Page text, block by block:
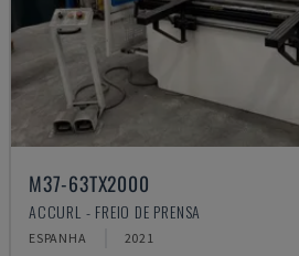
M37-63TX2000
ACCURL - FREIO DE PRENSA
ESPANHA 2021